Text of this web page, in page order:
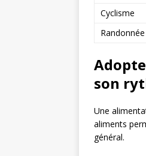
Cyclisme
Randonnée
son
Une
aliments
général.